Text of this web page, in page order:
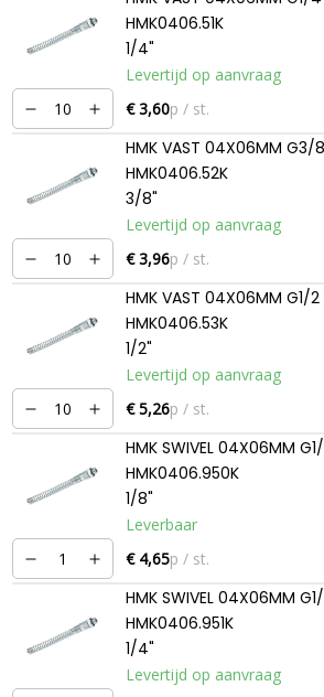
HMK0406.51K
1/4"
Levertijd op aanvraag
€ 3,60p / st.
HMK VAST 04X06MM G3/8
HMK0406.52K
3/8"
Levertijd op aanvraag
€ 3,96p / st.
HMK VAST 04X06MM G1/2
HMK0406.53K
1/2"
Levertijd op aanvraag
€ 5,26p / st.
HMK SWIVEL 04X06MM
HMK0406.950K
1/8"
Leverbaar
€ 4,65p / st.
HMK SWIVEL 04X06MM
HMK0406.951K
1/4"
Levertijd op aanvraag